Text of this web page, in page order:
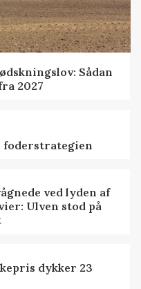
Sådan
2027
foderstrategien
ved lyden af
Ulven stod på
dykker 23